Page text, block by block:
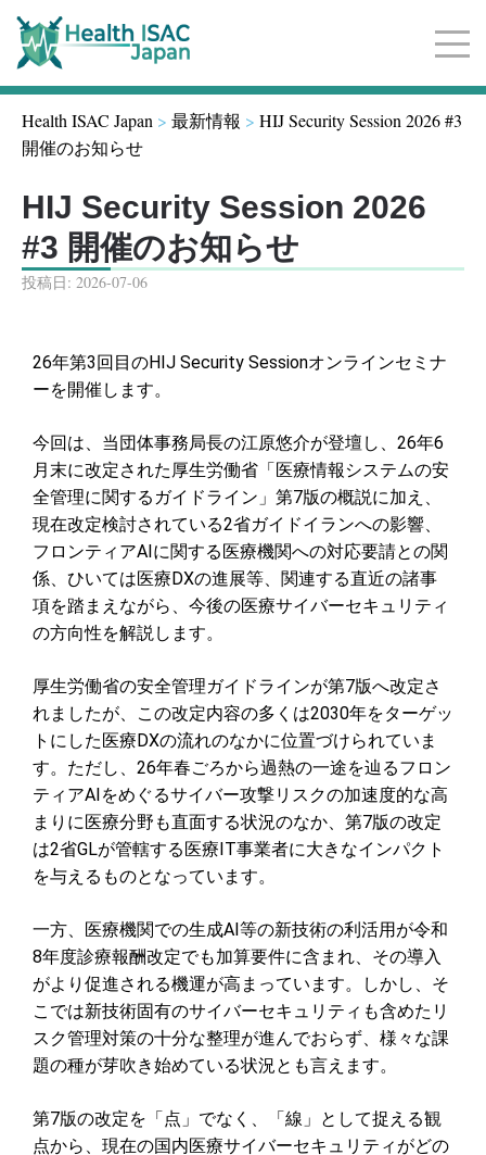
ト
ョ
Health ISAC Japan > 最新情報 > HIJ Security Session 2026 #3
開催のお知らせ
HIJ Security Session 2026
#3 開催のお知らせ
投稿日: 2026-07-06
26年第3回目のHIJ Security Sessionオンラインセミナ
ーを開催します。
今回は、当団体事務局長の江原悠介が登壇し、26年6
月末に改定された厚生労働省「医療情報システムの安
全管理に関するガイドライン」第7版の概説に加え、
現在改定検討されている2省ガイドイランへの影響、
フロンティアAIに関する医療機関への対応要請との関
係、ひいては医療DXの進展等、関連する直近の諸事
項を踏まえながら、今後の医療サイバーセキュリティ
の方向性を解説します。
厚生労働省の安全管理ガイドラインが第7版へ改定さ
れましたが、この改定内容の多くは2030年をターゲッ
トにした医療DXの流れのなかに位置づけられていま
す。ただし、26年春ごろから過熱の一途を辿るフロン
ティアAIをめぐるサイバー攻撃リスクの加速度的な高
まりに医療分野も直面する状況のなか、第7版の改定
は2省GLが管轄する医療IT事業者に大きなインパクト
を与えるものとなっています。
一方、医療機関での生成AI等の新技術の利活用が令和
8年度診療報酬改定でも加算要件に含まれ、その導入
がより促進される機運が高まっています。しかし、そ
こでは新技術固有のサイバーセキュリティも含めたリ
スク管理対策の十分な整理が進んでおらず、様々な課
題の種が芽吹き始めている状況とも言えます。
第7版の改定を「点」でなく、「線」として捉える観
点から、現在の国内医療サイバーセキュリティがどの